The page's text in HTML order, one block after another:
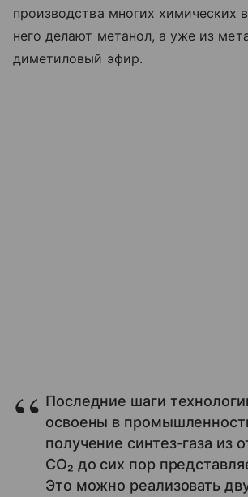
производства многих химических
него делают метанол, а уже из
диметиловый эфир.
Последние шаги
освоены в
получение синтез-газа из
CO₂ до сих пор
Это можно реализовать